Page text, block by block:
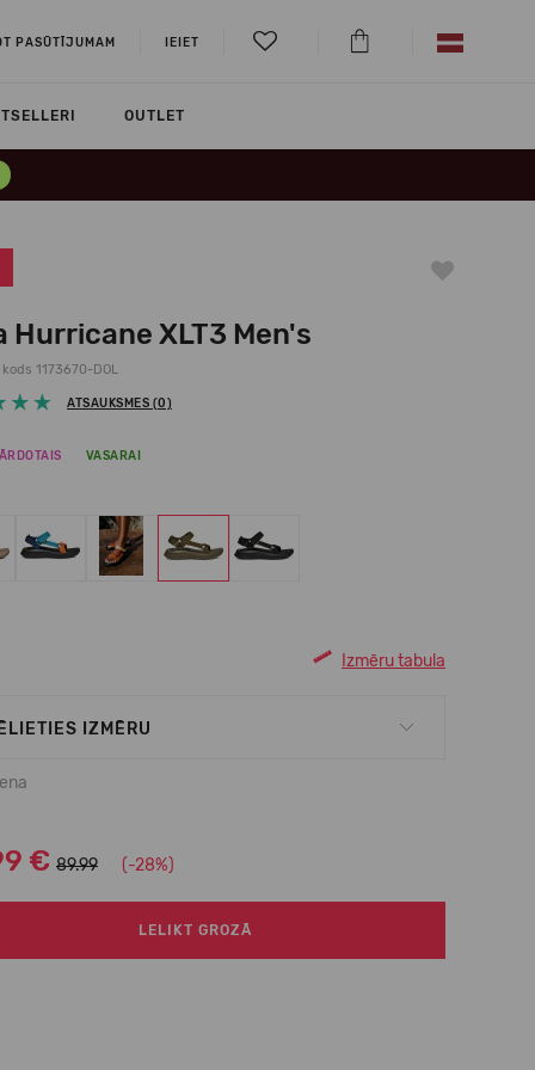
PASŪTĪJUMAM IEIET
OUTLET
Hurricane XLT3 Men's
1173670-DOL
ATSAUKSMES (0)
VASARAI
Izmēru tabula
IZMĒRU
€ 89.99 (-28%)
LELIKT GROZĀ